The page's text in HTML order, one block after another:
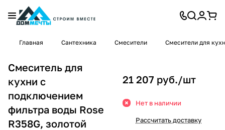
Главная Сантехника Смесители Смесители для
Смеситель для
кухни с
подключением
фильтра воды Rose
R358G, золотой
21 207 руб./шт
Нет в наличии
Рассчитать доставку